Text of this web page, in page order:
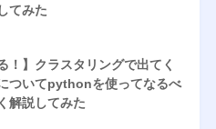
てみた
！】クラスタリングで出てく
ついてpythonを使ってなるべ
解説してみた